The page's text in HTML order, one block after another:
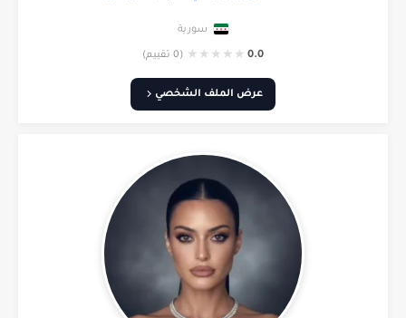
سورية
0.0
★
★
★
★
★ (0 تقييم)
عرض الملف الشخصي